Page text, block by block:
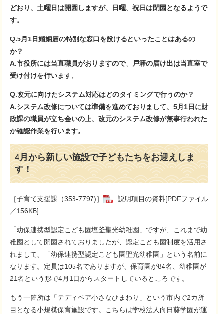
どおり、土曜日は開園しますが、日曜、祝日は閉園となるようで
す。
Q.5月1日婚姻届の特別な窓口を設けるといったことはあるの
か？
A.市役所には当直職員がおりますので、戸籍の届け出は当直室で
受け付けを行います。
Q.改元に向けたシステム対応はどのタイミングで行うのか？
A.システム改修については準備を進めておりまして、5月1日に財
政課の職員が立ち会いの上、改元のシステム改修が無事行われた
か確認作業を行います。
4月から新しい施設で子どもたちをお迎えしま
す！
［子育て支援課（353-7797)］
説明項目の資料[PDFファイル
／156KB]
「幼保連携型認定こども園塩釜聖光幼稚園」ですが、これまで幼
稚園として開園されておりましたが、認定こども園制度を活用さ
れまして、「幼保連携型認定こども園聖光幼稚園」という名前に
なります。定員は105名でありますが、保育園が84名、幼稚園が
21名という形で4月1日からスタートしているところです。
もう一箇所は「テディベア小さなひまわり」という市内で2カ所
目となる小規模保育施設です。こちらは学校法人向日葵学園が運